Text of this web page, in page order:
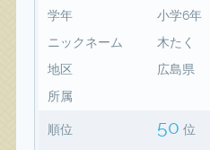
学年
小学6年
ニックネーム
木たく
地区
広島県
所属
順位 50 位